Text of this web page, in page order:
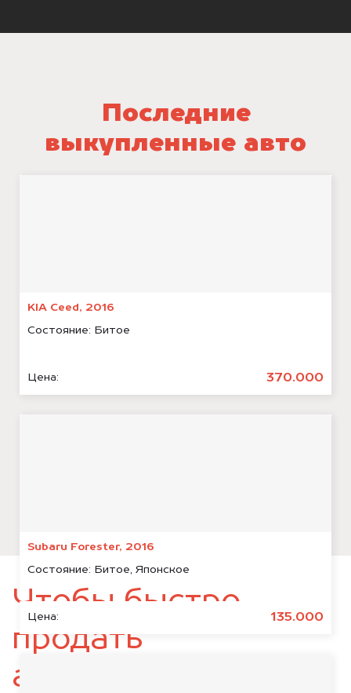
Последние
выкупленные авто
KIA Ceed, 2016
Состояние: Битое
Цена: 370.000
Subaru Forester, 2016
Состояние: Битое, Японское
Цена: 135.000
Чтобы быстро
продать
автомобиль,